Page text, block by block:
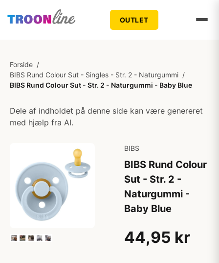
OUTLET
Forside /
BIBS Rund Colour Sut - Singles - Str. 2 - Naturgummi /
BIBS Rund Colour Sut - Str. 2 - Naturgummi - Baby Blue
Dele af indholdet på denne side kan være genereret
med hjælp fra AI.
BIBS
BIBS Rund Colour
Sut - Str. 2 -
Naturgummi -
Baby Blue
44,95 kr